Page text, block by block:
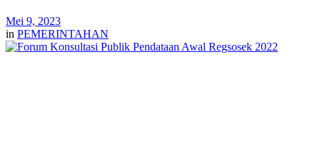
Mei 9, 2023
in PEMERINTAHAN